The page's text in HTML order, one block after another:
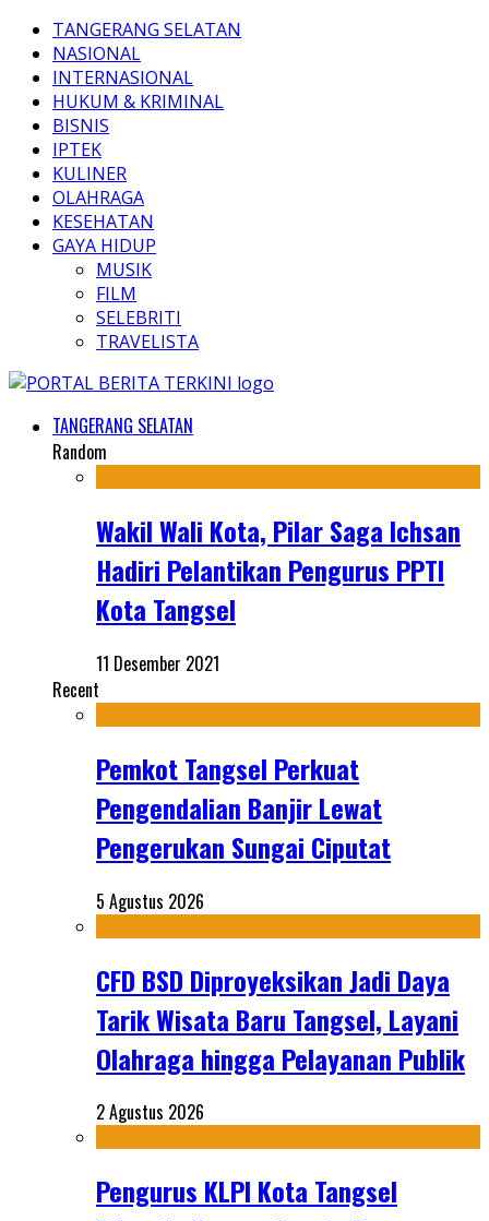
TANGERANG SELATAN
NASIONAL
INTERNASIONAL
HUKUM & KRIMINAL
BISNIS
IPTEK
KULINER
OLAHRAGA
KESEHATAN
GAYA HIDUP
MUSIK
FILM
SELEBRITI
TRAVELISTA
TANGERANG SELATAN
Random
Wakil Wali Kota, Pilar Saga Ichsan
Hadiri Pelantikan Pengurus PPTI
Kota Tangsel
11 Desember 2021
Recent
Pemkot Tangsel Perkuat
Pengendalian Banjir Lewat
Pengerukan Sungai Ciputat
5 Agustus 2026
CFD BSD Diproyeksikan Jadi Daya
Tarik Wisata Baru Tangsel, Layani
Olahraga hingga Pelayanan Publik
2 Agustus 2026
Pengurus KLPI Kota Tangsel